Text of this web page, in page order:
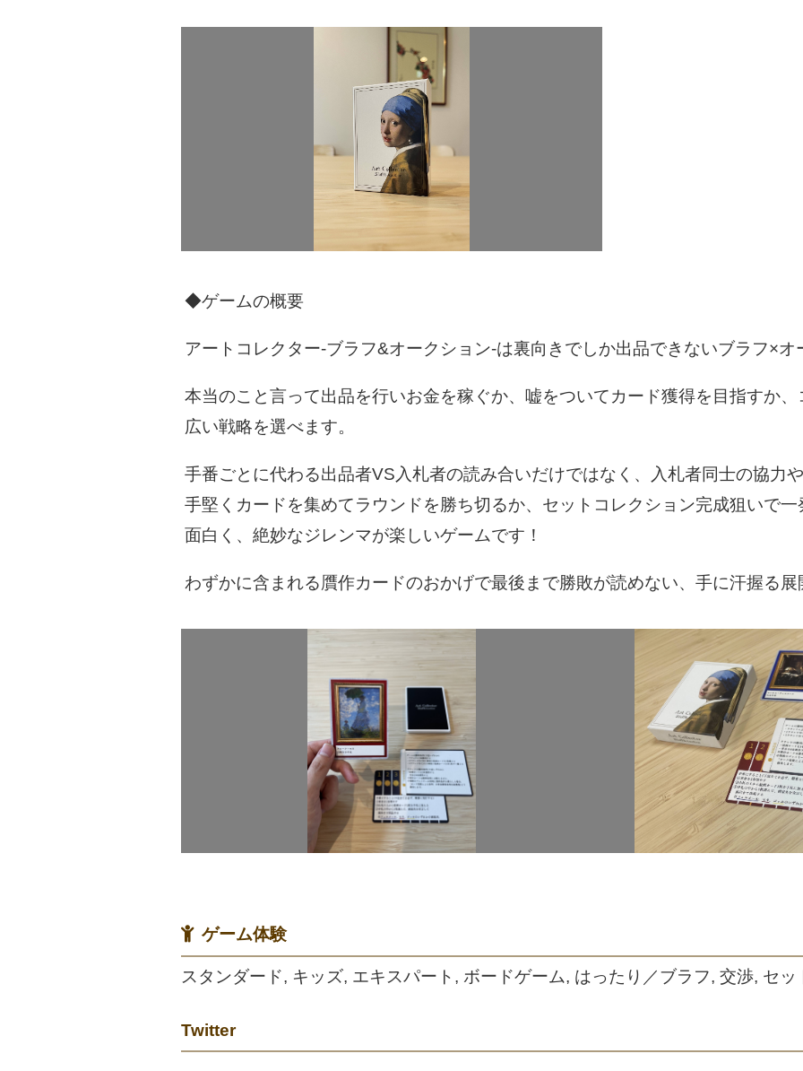
◆ゲームの概要
アートコレクター-ブラフ&オークション-は裏向きでしか出品できないブラフ×オ
本当のこと言って出品を行いお金を稼ぐか、嘘をついてカード獲得を目指すか
広い戦略を選べます。
手番ごとに代わる出品者VS入札者の読み合いだけではなく、入札者同士の協力
手堅くカードを集めてラウンドを勝ち切るか、セットコレクション完成狙いで
面白く、絶妙なジレンマが楽しいゲームです！
わずかに含まれる贋作カードのおかげで最後まで勝敗が読めない、手に汗握る展
ゲーム体験
スタンダード, キッズ, エキスパート, ボードゲーム, はったり／ブラフ, 交渉, セッ
Twitter